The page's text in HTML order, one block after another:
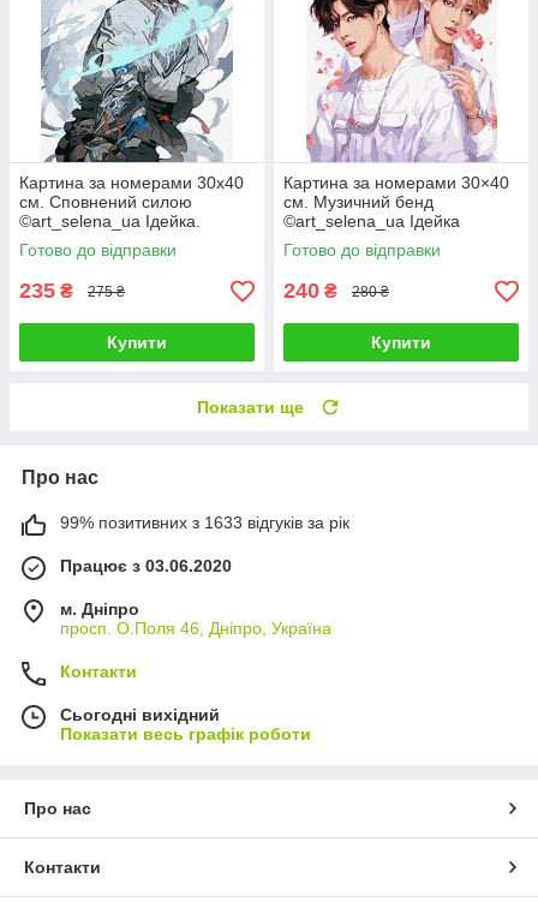
Картина за номерами 30х40
см. Сповнений силою
©art_selena_ua Ідейка.
KHO8387
Готово до відправки
235 ₴ 275 ₴
Купити
Картина за номерами 30×40
см. Музичний бенд
©art_selena_ua Ідейка
КНО8394
Готово до відправки
240 ₴ 280 ₴
Купити
Показати ще
Про нас
99% позитивних з 1633 відгуків за рік
Працює з 03.06.2020
м. Дніпро
просп. О.Поля 46, Дніпро, Україна
Контакти
Сьогодні вихідний
Показати весь графік роботи
Про нас
Контакти